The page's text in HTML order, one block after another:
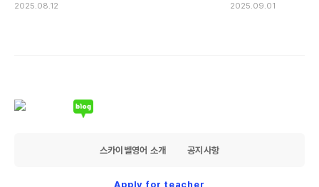
2025.08.12 2025.09.01
스카이벨영어 소개 공지사항
Apply for teacher